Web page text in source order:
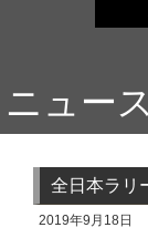
ニュース
全日本ラ
2019年9月18日